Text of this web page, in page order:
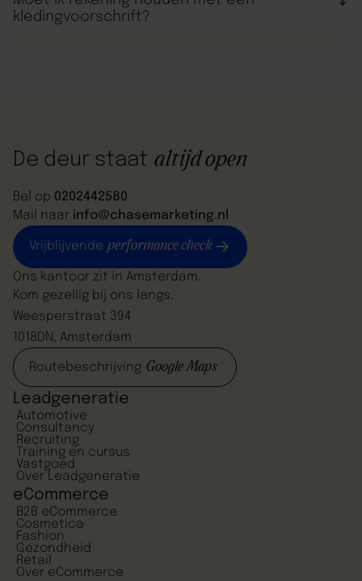
kledingvoorschrift?
De deur staat altijd open
Bel op 0202442580
Mail naar info@chasemarketing.nl
Vrijblijvende performance check
Ons kantoor zit in Amsterdam.
Kom gezellig bij ons langs.
Weesperstraat 394
1018DN, Amsterdam
Routebeschrijving Google Maps
Leadgeneratie
Automotive
Consultancy
Recruiting
Training en cursus
Vastgoed
Over Leadgeneratie
eCommerce
B2B eCommerce
Cosmetica
Fashion
Gezondheid
Retail
Over eCommerce